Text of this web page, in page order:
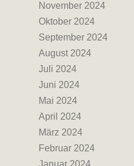
November 2024
Oktober 2024
September 2024
August 2024
Juli 2024
Juni 2024
Mai 2024
April 2024
März 2024
Februar 2024
Januar 2024